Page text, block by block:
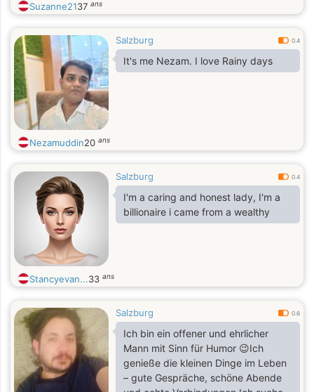
Suzanne2137 ans
Salzburg 0.4
It's me Nezam. I love Rainy days
Nezamuddin20 ans
Salzburg 0.4
I'm a caring and honest lady, I'm a
billionaire i came from a wealthy
Stancyevan...33 ans
Salzburg 0.6
Ich bin ein offener und ehrlicher
Mann mit Sinn für Humor 😉Ich
genieße die kleinen Dinge im Leben
– gute Gespräche, schöne Abende